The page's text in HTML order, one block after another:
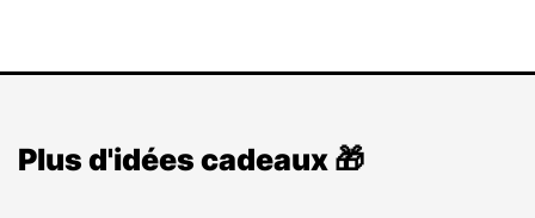
Plus d'idées cadeaux 🎁